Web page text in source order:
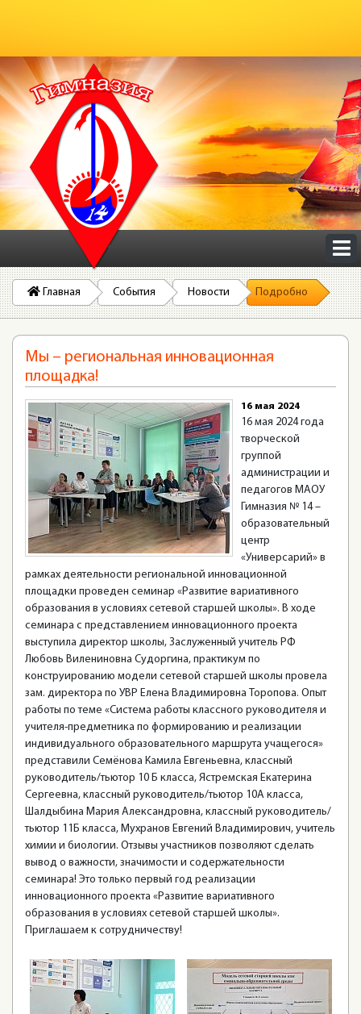
Главная События Новости Подробно
Мы – региональная инновационная
площадка!
16 мая 2024
16 мая 2024 года
творческой
группой
администрации и
педагогов МАОУ
Гимназия № 14 –
образовательный
центр
«Универсарий» в
рамках деятельности региональной инновационной
площадки проведен семинар «Развитие вариативного
образования в условиях сетевой старшей школы». В ходе
семинара с представлением инновационного проекта
выступила директор школы, Заслуженный учитель РФ
Любовь Вилениновна Судоргина, практикум по
конструированию модели сетевой старшей школы провела
зам. директора по УВР Елена Владимировна Торопова. Опыт
работы по теме «Система работы классного руководителя и
учителя-предметника по формированию и реализации
индивидуального образовательного маршрута учащегося»
представили Семёнова Камила Евгеньевна, классный
руководитель/тьютор 10 Б класса, Ястремская Екатерина
Сергеевна, классный руководитель/тьютор 10А класса,
Шалдыбина Мария Александровна, классный руководитель/
тьютор 11Б класса, Мухранов Евгений Владимирович, учитель
химии и биологии. Отзывы участников позволяют сделать
вывод о важности, значимости и содержательности
семинара! Это только первый год реализации
инновационного проекта «Развитие вариативного
образования в условиях сетевой старшей школы».
Приглашаем к сотрудничеству!